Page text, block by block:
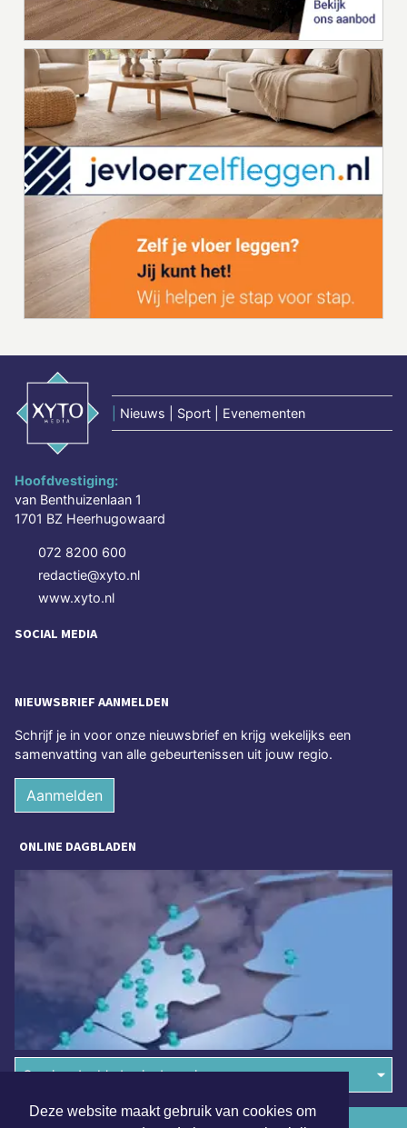
Deze website maakt gebruik van cookies om
Nieuws | Sport | Evenementen
Hoofdvestiging:
van Benthuizenlaan 1
1701 BZ Heerhugowaard
072 8200 600
redactie@xyto.nl
www.xyto.nl
SOCIAL MEDIA
NIEUWSBRIEF AANMELDEN
Schrijf je in voor onze nieuwsbrief en krijg wekelijks een
samenvatting van alle gebeurtenissen uit jouw regio.
Aanmelden
ONLINE DAGBLADEN
Overige dagbladen in de regio